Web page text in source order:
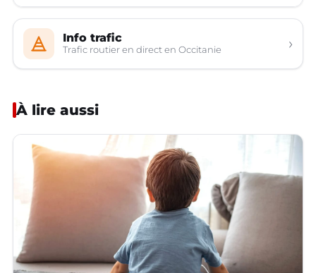
Info trafic
Trafic routier en direct en Occitanie ›
À lire aussi